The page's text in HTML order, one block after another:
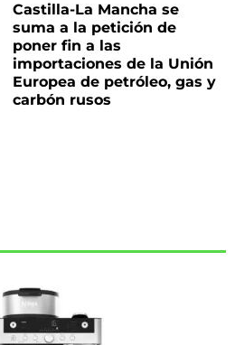
Castilla-La Mancha se
suma a la petición de
poner fin a las
importaciones de la Unión
Europea de petróleo, gas y
carbón rusos